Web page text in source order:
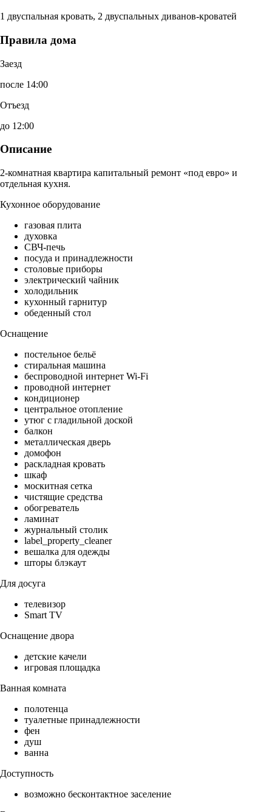
1 двуспальная кровать, 2 двуспальных диванов-кроватей
Правила дома
Заезд
после 14:00
Отъезд
до 12:00
Описание
2-комнатная квартира капитальный ремонт «под евро» и
отдельная кухня.
Кухонное оборудование
газовая плита
духовка
СВЧ-печь
посуда и принадлежности
столовые приборы
электрический чайник
холодильник
кухонный гарнитур
обеденный стол
Оснащение
постельное бельё
стиральная машина
беспроводной интернет Wi-Fi
проводной интернет
кондиционер
центральное отопление
утюг с гладильной доской
балкон
металлическая дверь
домофон
раскладная кровать
шкаф
москитная сетка
чистящие средства
обогреватель
ламинат
журнальный столик
label_property_cleaner
вешалка для одежды
шторы блэкаут
Для досуга
телевизор
Smart TV
Оснащение двора
детские качели
игровая площадка
Ванная комната
полотенца
туалетные принадлежности
фен
душ
ванна
Доступность
возможно бесконтактное заселение